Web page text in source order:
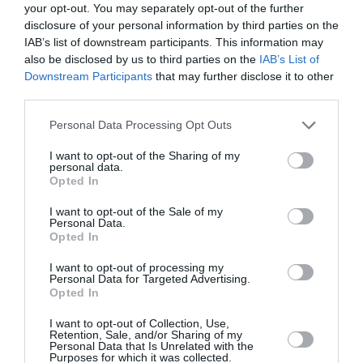
your opt-out. You may separately opt-out of the further
disclosure of your personal information by third parties on the
IAB’s list of downstream participants. This information may
also be disclosed by us to third parties on the IAB’s List of
Downstream Participants that may further disclose it to other
Personal Data Processing Opt Outs
I want to opt-out of the Sharing of my
personal data.
Opted In
I want to opt-out of the Sale of my
Personal Data.
Opted In
I want to opt-out of processing my
Personal Data for Targeted Advertising.
Opted In
I want to opt-out of Collection, Use,
Retention, Sale, and/or Sharing of my
Personal Data that Is Unrelated with the
Purposes for which it was collected.
Κάθε βδομάδα στο e-mail σας τα τελευταία νέα για
την Τέχνη και τον Πολιτισμό!
Ακολουθήστε το Culturenow.gr
Σχετικά Άρθρα
Αυτοβιογραφία
Αντόνιο Πόρτσια –